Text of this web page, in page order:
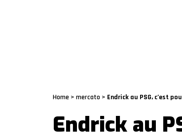
Home > mercato > Endrick au PSG, c’est
Endrick au